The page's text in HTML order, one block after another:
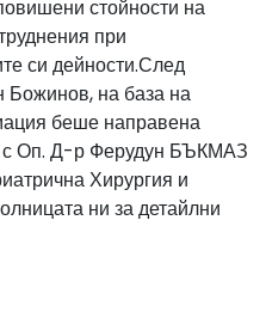
стойности на
при
си дейности.След
Божинов, на база на
беше направена
с Оп. Д-р Ферудун БЪКМАЗ
Хирургия и
ни за детайлни